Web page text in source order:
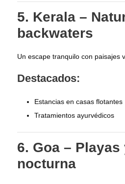
5. Kerala –
backwaters
Un escape tranquilo con paisajes
Destacados:
Estancias en casas flotantes
Tratamientos ayurvédicos
6. Goa –
nocturna